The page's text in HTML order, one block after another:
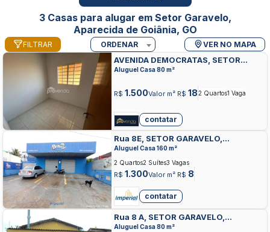
3 Casas para alugar em Setor Garavelo,
Aparecida de Goiânia, GO
FILTRAR ORDENAR VER NO MAPA
AVENIDA DEMOCRATAS, SETOR
GARAVELO, APARECIDA DE GOIANIA
Aluguel Casa 80 m²
R$ 1.500Valor m² R$ 182 Quartos1 Vaga
contatar
Rua 8E, SETOR GARAVELO,
APARECIDA DE GOIANIA
Aluguel Casa 160 m²
R$ 1.300Valor m² R$ 8
2 Quartos2 Suítes3 Vagas
contatar
Rua 8 A, SETOR GARAVELO,
APARECIDA DE GOIANIA
Aluguel Casa 80 m²